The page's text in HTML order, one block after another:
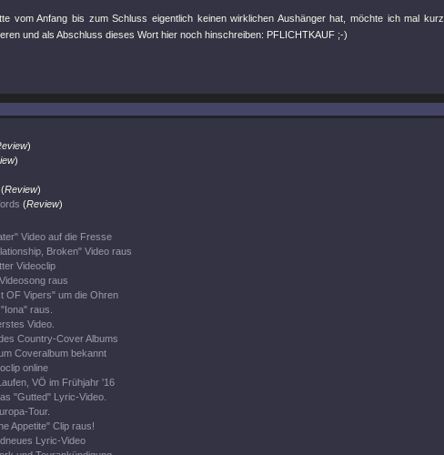
vom Anfang bis zum Schluss eigentlich keinen wirklichen Aushänger hat, möchte ich mal kurz
und als Abschluss dieses Wort hier noch hinschreiben: PFLICHTKAUF ;-)
)
)
(Review)
(Review)
Video auf die Fresse
Broken" Video raus
Videoclip
raus
OF Vipers" um die Ohren
raus.
Video.
Country-Cover Albums
Coveralbum bekannt
online
VÖ im Frühjahr '16
"Gutted" Lyric-Video.
Tour.
Appetite" Clip raus!
Lyric-Video